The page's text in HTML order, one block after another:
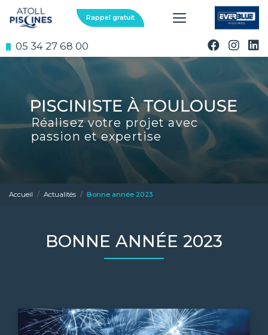
au
contenu
05 34 27 68 00
Rappel gratuit
Réalisez votre projet avec
passion et expertise
Accueil Actualités Bonne année 2023
BONNE ANNÉE 2023